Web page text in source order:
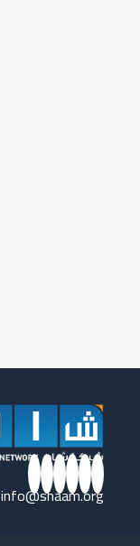
info@shaam.org